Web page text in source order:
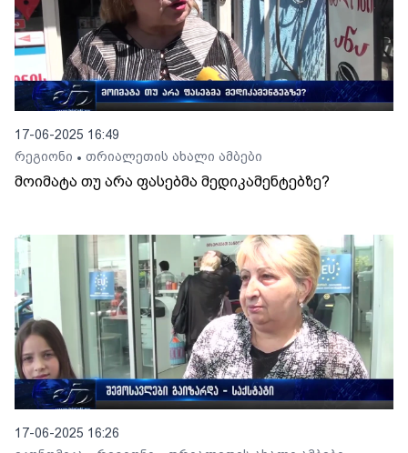
17-06-2025 16:49
რეგიონი • თრიალეთის ახალი ამბები
მოიმატა თუ არა ფასებმა მედიკამენტებზე?
17-06-2025 16:26